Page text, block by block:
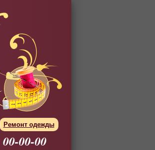
Ремонт одежды
00-00-00